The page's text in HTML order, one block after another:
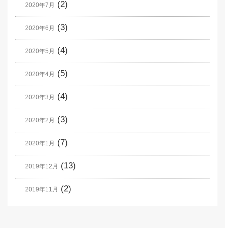
2020年7月 (2)
2020年6月 (3)
2020年5月 (4)
2020年4月 (5)
2020年3月 (4)
2020年2月 (3)
2020年1月 (7)
2019年12月 (13)
2019年11月 (2)